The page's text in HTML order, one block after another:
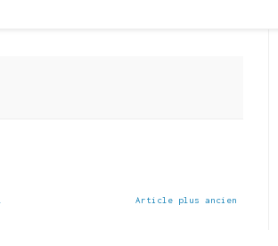
Article plus ancien